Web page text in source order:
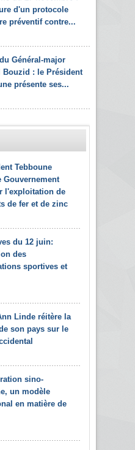
d'un protocole
préventif contre...
Général-major
Bouzid : le Président
présente ses...
Tebboune
Gouvernement
l'exploitation de
de fer et de zinc
du 12 juin:
des
sportives et
Linde réitère la
son pays sur le
sino-
un modèle
en matière de